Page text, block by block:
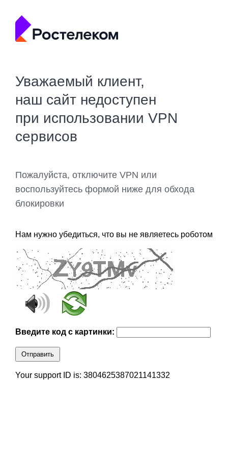
Уважаемый клиент,
наш сайт недоступен
при использовании VPN
сервисов
Пожалуйста, отключите VPN или
воспользуйтесь формой ниже для обхода
блокировки
Нам нужно убедиться, что вы не являетесь роботом
Введите код с картинки:
Отправить
Your support ID is: 3804625387021141332